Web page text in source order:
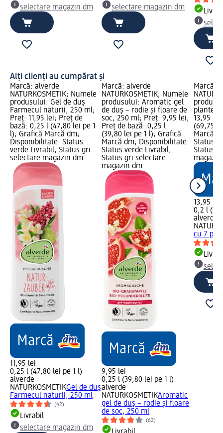
selectare magazin dm
selectare magazin dm
Alți clienți au cumpărat și
Marcă: alverde
NATURKOSMETIK; Numele
produsului: Gel de duș
Farmecul naturii, 250 ml;
Preț: 11,95 lei; Preț de
bază: 0,25 l (47,80 lei pe 1
l); Grafică Marcă dm;
Disponibilitate: Status
verde Livrabil, Status gri
selectare magazin dm
11,95 lei
0,25 l (47,80 lei pe 1 l)
alverde
NATURKOSMETIKGel de duș
Farmecul naturii, 250 ml
(42)
Livrabil
selectare magazin dm
Marcă: alverde
NATURKOSMETIK; Numele
produsului: Aromatic gel
de duș – rodie și floare de
soc, 250 ml; Preț: 9,95 lei;
Preț de bază: 0,25 l
(39,80 lei pe 1 l); Grafică
Marcă dm; Disponibilitate:
Status verde Livrabil,
Status gri selectare
magazin dm
9,95 lei
0,25 l (39,80 lei pe 1 l)
alverde
NATURKOSMETIKAromatic
gel de duș – rodie și floare
de soc, 250 ml
(62)
Marcă:
plante,
13,95
(69,75
Marcă
Status
Status
13,95 lei
0,2 l
alverde
cu 7